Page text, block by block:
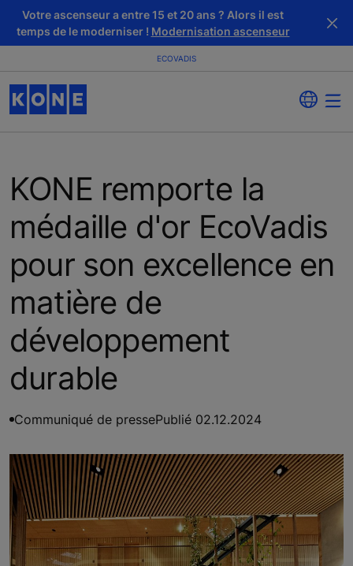
Votre ascenseur a entre 15 et 20 ans ? Alors il est
temps de le moderniser ! Modernisation ascenseur
ECOVADIS
KONE remporte la
médaille d'or EcoVadis
pour son excellence en
matière de
développement
durable
Communiqué de pressePublié 02.12.2024